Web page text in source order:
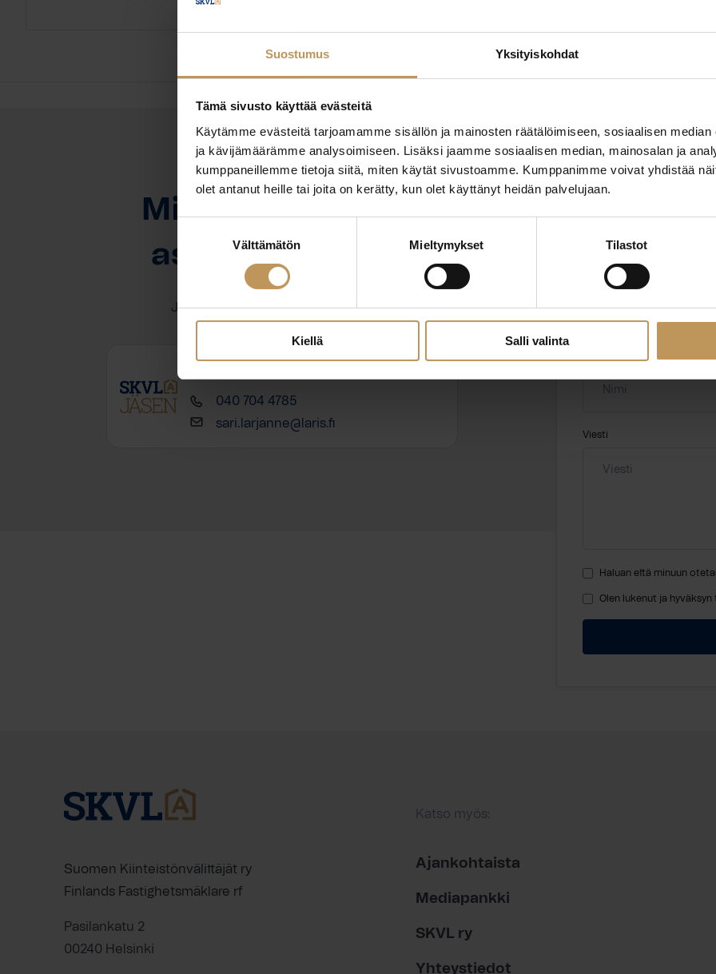
Suostumus Yksityiskohdat
Tämä sivusto käyttää evästeitä
Käytämme evästeitä tarjoamamme sisällön ja mainosten räätälöimiseen, sosiaalisen
ja kävijämäärämme analysoimiseen. Lisäksi jaamme sosiaalisen median, mainosalan ja
kumppaneillemme tietoja siitä, miten käytät sivustoamme. Kumppanimme voivat yhdistää
olet antanut heille tai joita on kerätty, kun olet käyttänyt heidän palvelujaan.
Välttämätön Mieltymykset Tilastot
Kiellä Salli valinta
OTA YHTEYTTÄ
Miten voin auttaa
asuntoasioissa?
Jätä yhteystietosi, niin otan yhteyttä
040 704 4785
sari.larjanne@laris.fi
Viesti
Haluan että minuun
Olen lukenut ja hyväksyn
Suomen Kiinteistönvälittäjät ry
Finlands Fastighetsmäklare rf
Pasilankatu 2
00240 Helsinki
Katso myös:
Ajankohtaista
Mediapankki
SKVL ry
Yhteystiedot